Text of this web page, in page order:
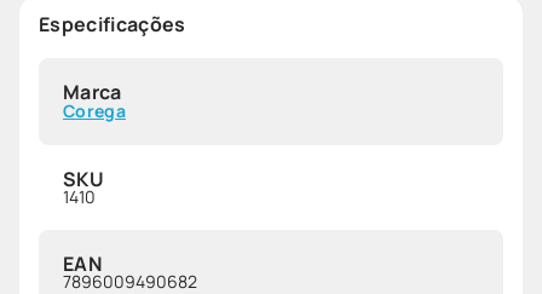
Especificações
Marca
Corega
SKU
1410
EAN
7896009490682